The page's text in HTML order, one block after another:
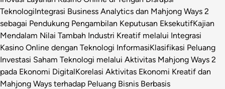
TeknologiIntegrasi Business Analytics dan Mahjong Ways 2
sebagai Pendukung Pengambilan Keputusan EksekutifKajian
Mendalam Nilai Tambah Industri Kreatif melalui Integrasi
Kasino Online dengan Teknologi InformasiKlasifikasi Peluang
Investasi Saham Teknologi melalui Aktivitas Mahjong Ways 2
pada Ekonomi DigitalKorelasi Aktivitas Ekonomi Kreatif dan
Mahjong Ways terhadap Peluang Bisnis Berbasis